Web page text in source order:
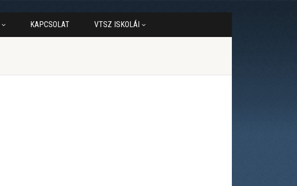
KAPCSOLAT VTSZ ISKOLÁI